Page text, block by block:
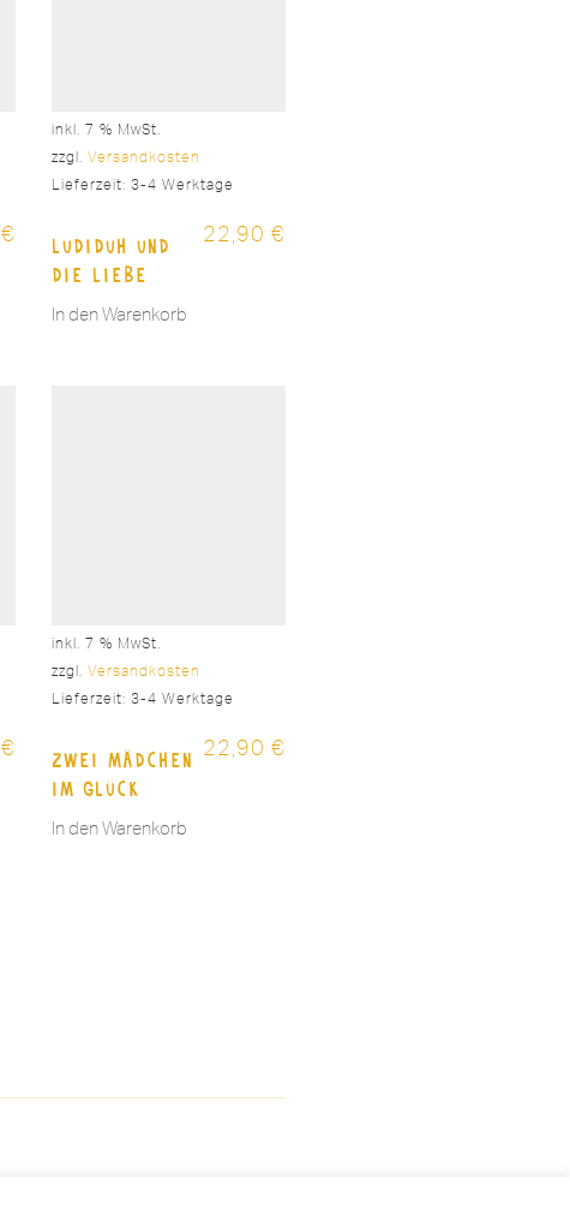
€
inkl. 7 % MwSt.
zzgl. Versandkosten
Lieferzeit: 3-4 Werktage
Ludiduh und
die Liebe
In den Warenkorb
22,90 €
€
inkl. 7 % MwSt.
zzgl. Versandkosten
Lieferzeit: 3-4 Werktage
Zwei Mädchen
im Glück
In den Warenkorb
22,90 €